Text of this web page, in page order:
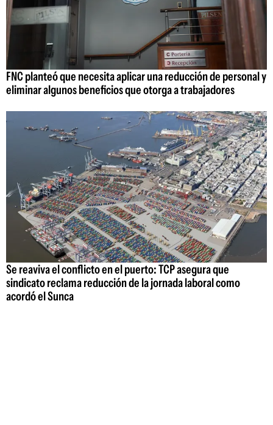
FNC planteó que necesita aplicar una reducción de personal y
eliminar algunos beneficios que otorga a trabajadores
Se reaviva el conflicto en el puerto: TCP asegura que
sindicato reclama reducción de la jornada laboral como
acordó el Sunca